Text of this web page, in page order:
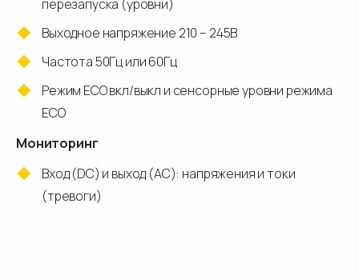
перезапуска (уровни)
Выходное напряжение 210 – 245В
Частота 50Гц или 60Гц
Режим ECO вкл/выкл и сенсорные уровни режима
ECO
Мониторинг
Вход (DC) и выход (AC): напряжения и токи
(тревоги)